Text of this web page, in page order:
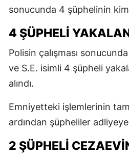
sonucunda 4 şüphelinin
4 ŞÜPHELİ
Polisin çalışması
ve S.E. isimli 4 şüpheli
alındı.
Emniyetteki işlemlerinin
ardından şüpheliler
2 ŞÜPHELİ